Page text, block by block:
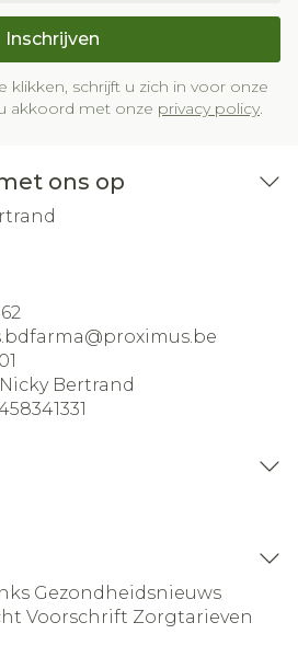
Inschrijven
klikken, schrijft u zich in voor onze
akkoord met onze privacy policy.
ons op
proximus.be
Nicky Bertrand
Gezondheidsnieuws
Voorschrift Zorgtarieven